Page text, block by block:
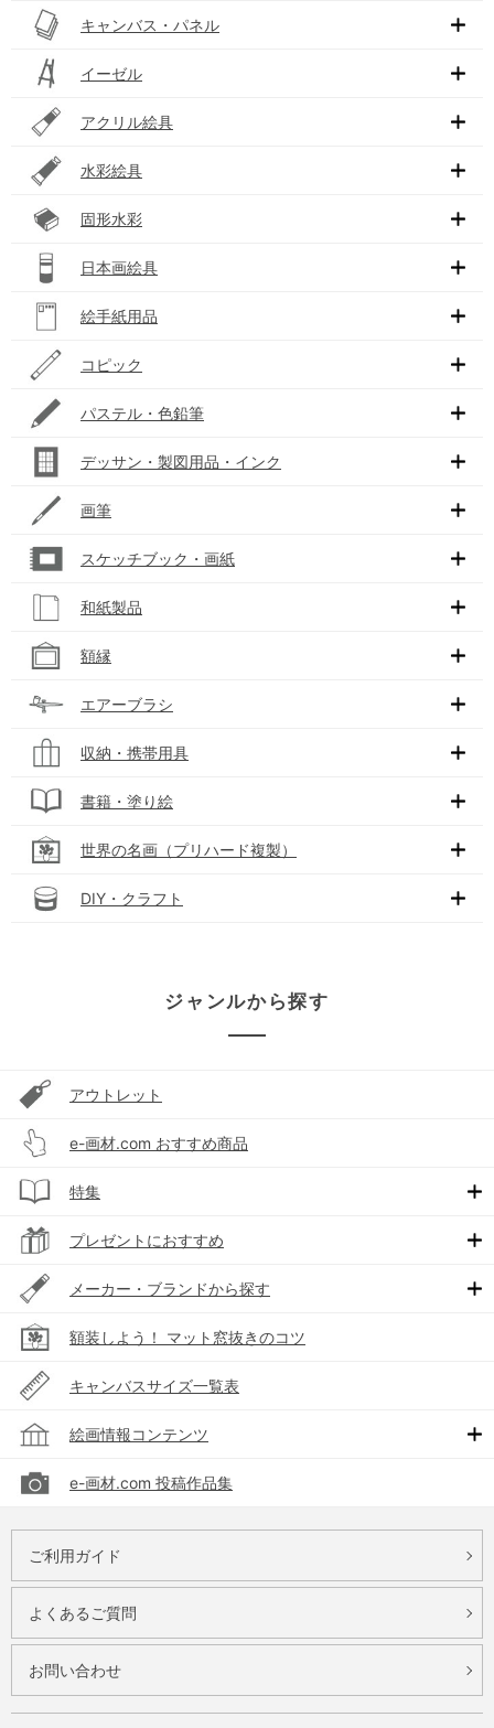
キャンバス・パネル
イーゼル
アクリル絵具
水彩絵具
固形水彩
日本画絵具
絵手紙用品
コピック
パステル・色鉛筆
デッサン・製図用品・インク
画筆
スケッチブック・画紙
和紙製品
額縁
エアーブラシ
収納・携帯用具
書籍・塗り絵
世界の名画（プリハード複製）
DIY・クラフト
ジャンルから探す
アウトレット
e-画材.com おすすめ商品
特集
プレゼントにおすすめ
メーカー・ブランドから探す
額装しよう！ マット窓抜きのコツ
キャンバスサイズ一覧表
絵画情報コンテンツ
e-画材.com 投稿作品集
ご利用ガイド
よくあるご質問
お問い合わせ